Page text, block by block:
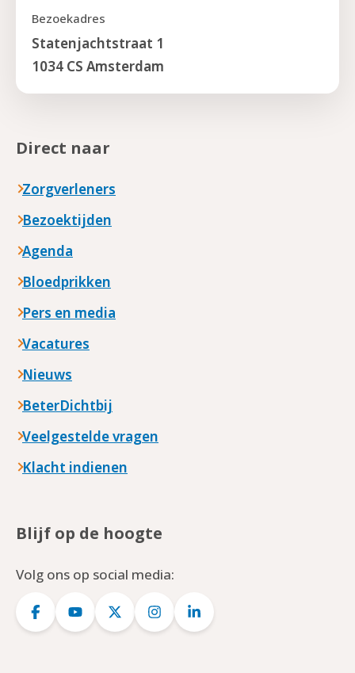
Bezoekadres
Statenjachtstraat 1
1034 CS Amsterdam
Direct naar
Zorgverleners
Bezoektijden
Agenda
Bloedprikken
Pers en media
Vacatures
Nieuws
BeterDichtbij
Veelgestelde vragen
Klacht indienen
Blijf op de hoogte
Volg ons op social media:
Logo
Logo
Logo
Logo
Logo